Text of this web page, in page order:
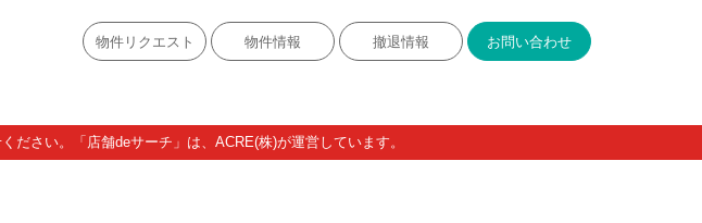
物件リクエスト 物件情報 撤退情報 お問い合わせ
さい。「店舗deサーチ」は、ACRE(株)が運営しています。